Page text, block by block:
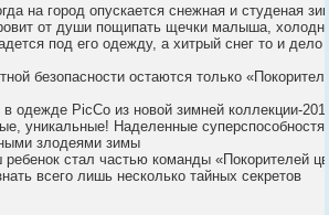
на город опускается снежная и студеная
от души пощипать щечки малыша,
под его одежду, а хитрый снег то и дело
безопасности остаются только
одежде PicCo из новой зимней коллекции-
уникальные! Наделенные
злодеями зимы
стал частью команды «Покорителей
всего лишь несколько тайных секретов